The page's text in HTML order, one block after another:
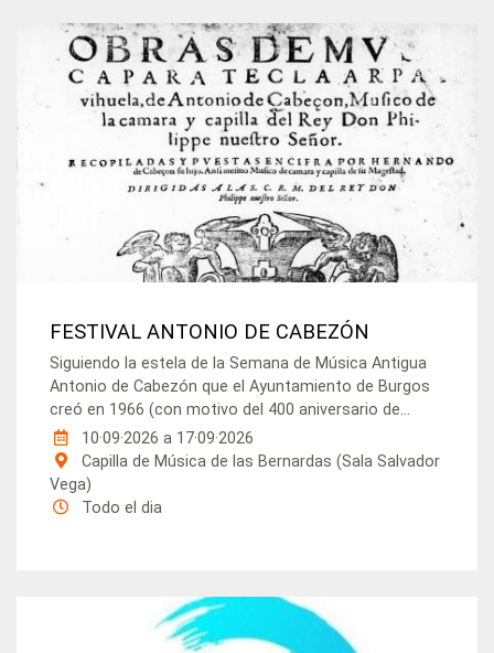
FESTIVAL ANTONIO DE CABEZÓN
Siguiendo la estela de la Semana de Música Antigua
Antonio de Cabezón que el Ayuntamiento de Burgos
creó en 1966 (con motivo del 400 aniversario de...
10·09·2026a 17·09·2026
Capilla de Música de las Bernardas (Sala Salvador
Vega)
Todo el dia